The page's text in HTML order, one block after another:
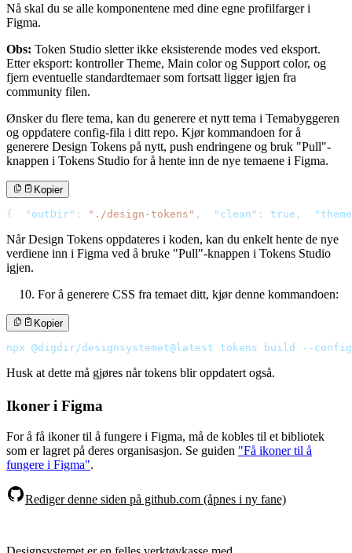
Nå skal du se alle komponentene med dine egne profilfarger i
Figma.
Obs: Token Studio sletter ikke eksisterende modes ved eksport.
Etter eksport: kontroller Theme, Main color og Support color, og
fjern eventuelle standardtemaer som fortsatt ligger igjen fra
community filen.
Ønsker du flere tema, kan du generere et nytt tema i Temabyggeren
og oppdatere config-fila i ditt repo. Kjør kommandoen for å
generere Design Tokens på nytt, push endringene og bruk "Pull"-
knappen i Tokens Studio for å hente inn de nye temaene i Figma.
Kopier
{ "outDir" : "./design-tokens" , "clean" : true ,
Når Design Tokens oppdateres i koden, kan du enkelt hente de nye
verdiene inn i Figma ved å bruke "Pull"-knappen i Tokens Studio
igjen.
For å generere CSS fra temaet ditt, kjør denne kommandoen:
Kopier
npx @digdir/designsystemet@latest tokens build --
Husk at dette må gjøres når tokens blir oppdatert også.
Ikoner i Figma
For å få ikoner til å fungere i Figma, må de kobles til et bibliotek
som er lagret på deres organisasjon. Se guiden "Få ikoner til å
fungere i Figma".
Rediger denne siden på github.com (åpnes i ny fane)